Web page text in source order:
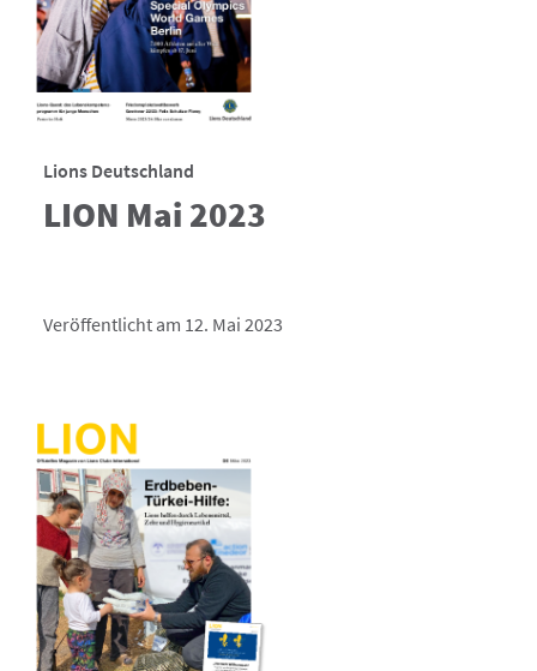
Lions Deutschland
LION Mai 2023
Veröffentlicht am 12. Mai 2023